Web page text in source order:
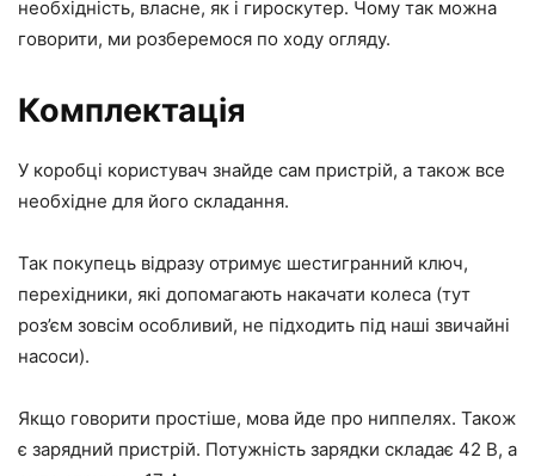
необхідність, власне, як і гироскутер. Чому так можна
говорити, ми розберемося по ходу огляду.
Комплектація
У коробці користувач знайде сам пристрій, а також все
необхідне для його складання.
Так покупець відразу отримує шестигранний ключ,
перехідники, які допомагають накачати колеса (тут
роз’єм зовсім особливий, не підходить під наші звичайні
насоси).
Якщо говорити простіше, мова йде про ниппелях. Також
є зарядний пристрій. Потужність зарядки складає 42 В, а